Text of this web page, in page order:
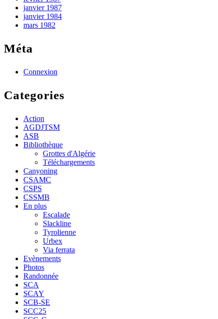
janvier 1987
janvier 1984
mars 1982
Méta
Connexion
Categories
Action
AGDJTSM
ASB
Bibliothèque
Grottes d'Algérie
Téléchargements
Canyoning
CSAMC
CSPS
CSSMB
En plus
Escalade
Slackline
Tyrolienne
Urbex
Via ferrata
Evènements
Photos
Randonnée
SCA
SCAY
SCB-SE
SCC25